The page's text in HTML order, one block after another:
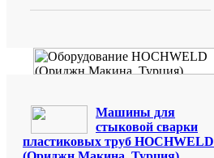
Машины для
стыковой сварки
пластиковых труб HOCHWELD